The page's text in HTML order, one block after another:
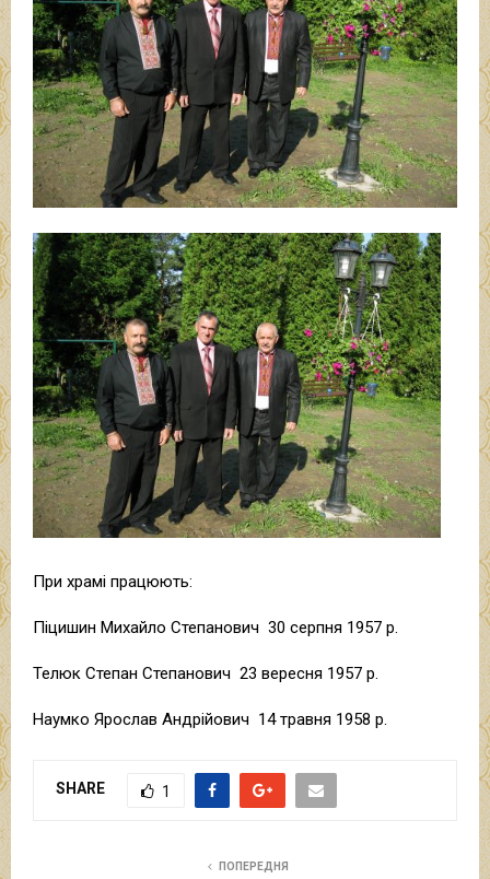
При храмі працюють:
Піцишин Михайло Степанович 30 серпня 1957 р.
Телюк Степан Степанович 23 вересня 1957 р.
Наумко Ярослав Андрійович 14 травня 1958 р.
SHARE 1
ПОПЕРЕДНЯ